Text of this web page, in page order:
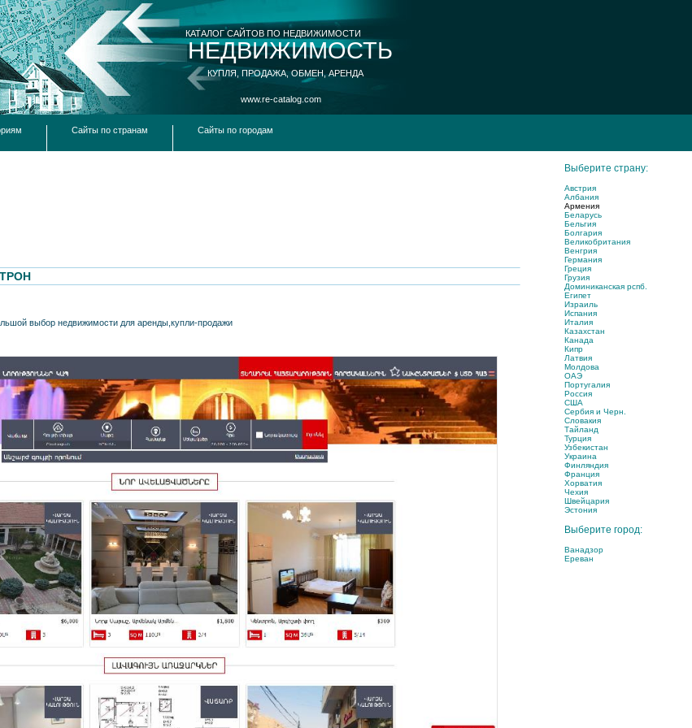
КАТАЛОГ САЙТОВ ПО НЕДВИЖИМОСТИ
НЕДВИЖИМОСТЬ
КУПЛЯ, ПРОДАЖА, ОБМЕН, АРЕНДА
www.re-catalog.com
Сайты по странам Сайты по городам
выбор недвижимости для аренды,купли-продажи
Выберите страну:
Австрия
Албания
Армения
Беларусь
Бельгия
Болгария
Великобритания
Венгрия
Германия
Греция
Грузия
Доминиканская рспб.
Египет
Израиль
Испания
Италия
Казахстан
Канада
Кипр
Латвия
Молдова
ОАЭ
Португалия
Россия
США
Сербия и Черн.
Словакия
Тайланд
Турция
Узбекистан
Украина
Финляндия
Франция
Хорватия
Чехия
Швейцария
Эстония
Выберите город:
Ванадзор
Ереван